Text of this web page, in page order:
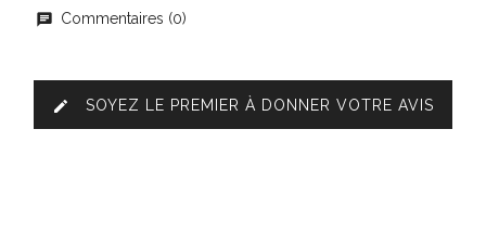
Commentaires (0)
edit SOYEZ LE PREMIER À DONNER VOTRE AVIS